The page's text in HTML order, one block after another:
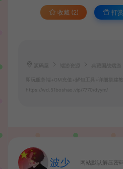
收藏 (2) 打赏
端游资源 典藏国战端游
即玩服务端+GM充值+解包工具+详细搭建
https://wd.51boshao.vip/7770/dyym/
波少 网站默认解压密